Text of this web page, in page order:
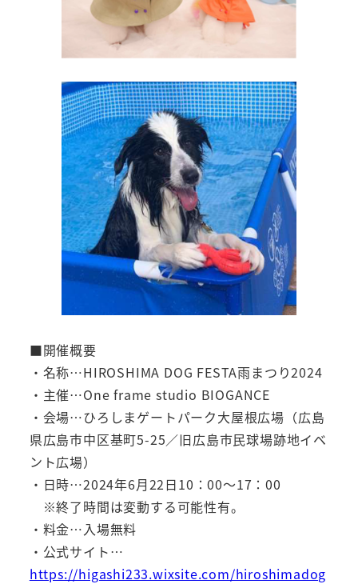
■開催概要
・名称…HIROSHIMA DOG FESTA雨まつり2024
・主催…One frame studio BIOGANCE
・会場…ひろしまゲートパーク大屋根広場（広島
県広島市中区基町5-25／旧広島市民球場跡地イベ
ント広場）
・日時…2024年6月22日10：00～17：00
※終了時間は変動する可能性有。
・料金…入場無料
・公式サイト…
https://higashi233.wixsite.com/hiroshimadog